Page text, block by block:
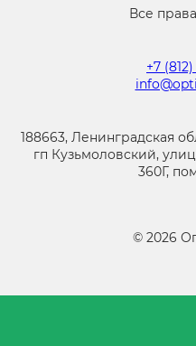
Все
+7
188663, Ленинградская
гп Кузьмоловский,
360Г,
© 2026